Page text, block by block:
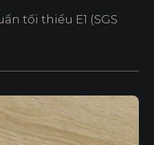
tối thiểu E1 (SGS